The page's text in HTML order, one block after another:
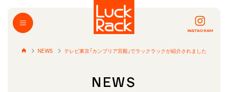
INSTAGRAM
NEWS テレビ東京「カンブリア宮殿」でラックラックが紹介されました
NEWS